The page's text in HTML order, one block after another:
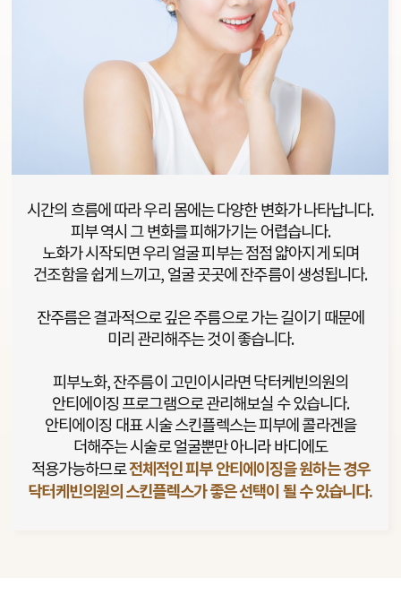
시간의 흐름에 따라 우리 몸에는 다양한 변화가 나타납니다.
피부 역시 그 변화를 피해가기는 어렵습니다.
노화가 시작되면 우리 얼굴 피부는 점점 얇아지게 되며
건조함을 쉽게 느끼고, 얼굴 곳곳에 잔주름이 생성됩니다.
잔주름은 결과적으로 깊은 주름으로 가는 길이기 때문에
미리 관리해주는 것이 좋습니다.
피부노화, 잔주름이 고민이시라면 닥터케빈의원의
안티에이징 프로그램으로 관리해보실 수 있습니다.
안티에이징 대표 시술 스킨플렉스는 피부에 콜라겐을
더해주는 시술로 얼굴뿐만 아니라 바디에도
적용가능하므로전체적인 피부 안티에이징을 원하는 경우
닥터케빈의원의 스킨플렉스가 좋은 선택이 될 수 있습니다.